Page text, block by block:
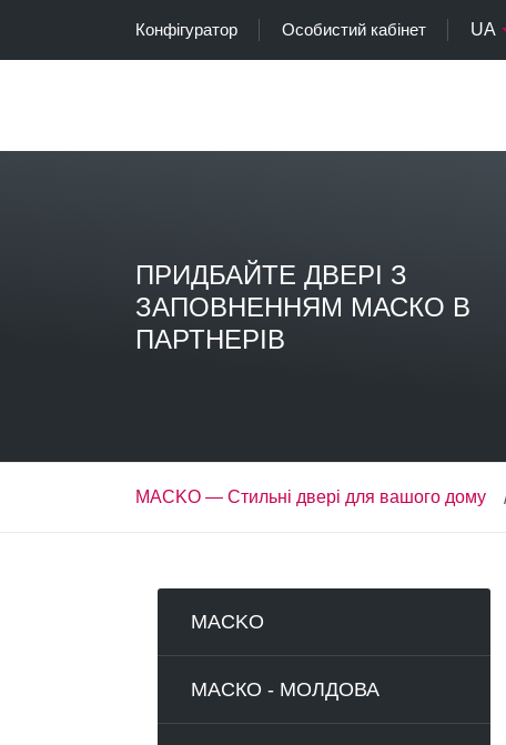
Конфігуратор Особистий кабінет UA
ПРИДБАЙТЕ ДВЕРІ З
ЗАПОВНЕННЯМ МАСКО В
ПАРТНЕРІВ
MACKO — Стильні двері для вашого дому
MACKO
МАСКО - MOЛДОВА